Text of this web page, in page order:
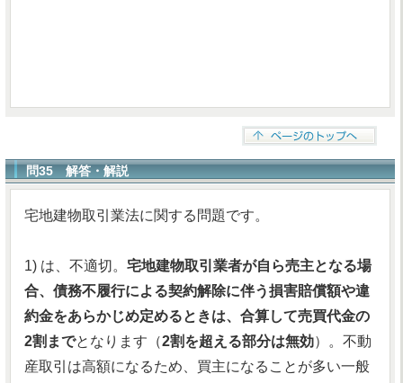
問35 解答・解説
宅地建物取引業法に関する問題です。
1) は、不適切。 宅地建物取引業者が自ら売主となる場
合、債務不履行による契約解除に伴う損害賠償額や違
約金をあらかじめ定めるときは、合算して売買代金の
2割までとなります（2割を超える部分は無効）。不動
産取引は高額になるため、買主になることが多い一般